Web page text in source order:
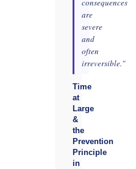
consequences
are
severe
and
often
irreversible."
Time
at
Large
&
the
Prevention
Principle
in